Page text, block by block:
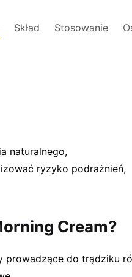
Skład Stosowanie
naturalnego,
ryzyko podrażnień,
Cream?
prowadzące do trądziku